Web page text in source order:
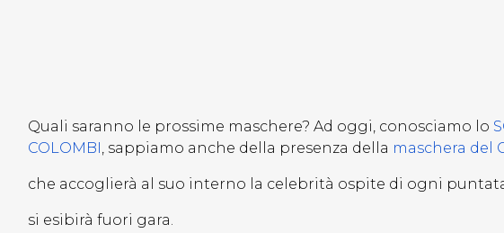
Quali saranno le prossime maschere? Ad oggi, conosciamo lo
COLOMBI, sappiamo anche della presenza della maschera del
che accoglierà al suo interno la celebrità ospite di ogni
si esibirà fuori gara.